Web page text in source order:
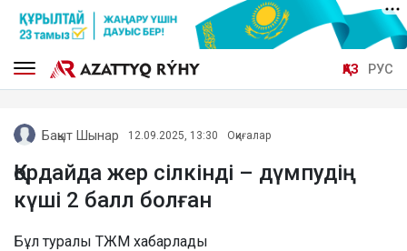
ҚАЗ РУС
Бақыт Шынар 12.09.2025, 13:30 Оқиғалар
Қордайда жер сілкінді – дүмпудің
күші 2 балл болған
Бұл туралы ТЖМ хабарлады